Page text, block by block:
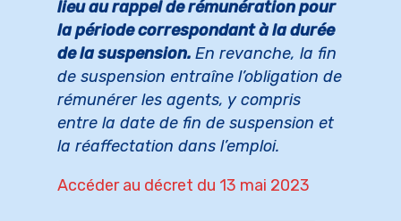
lieu au rappel de rémunération pour
la période correspondant à la durée
de la suspension. En revanche, la fin
de suspension entraîne l’obligation de
rémunérer les agents, y compris
entre la date de fin de suspension et
la réaffectation dans l’emploi.
Accéder au décret du 13 mai 2023